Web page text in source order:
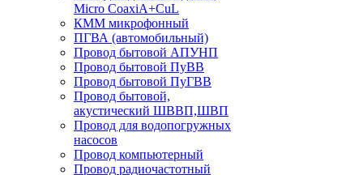
Micro CoaxiA+CuL
КММ микрофонный
ПГВА (автомобильный)
Провод бытовой АПУНП
Провод бытовой ПуВВ
Провод бытовой ПуГВВ
Провод бытовой,
акустический ШВВП,ШВП
Провод для водопогружных
насосов
Провод компьютерный
Провод радиочастотный